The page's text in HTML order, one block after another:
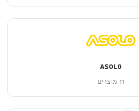
Asolo
11 מוצרים